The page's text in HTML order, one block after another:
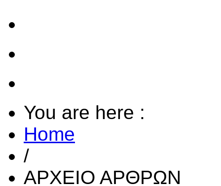
You are here :
Home
/
ΑΡΧΕΙΟ ΑΡΘΡΩΝ